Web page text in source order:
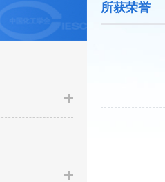
所获荣誉